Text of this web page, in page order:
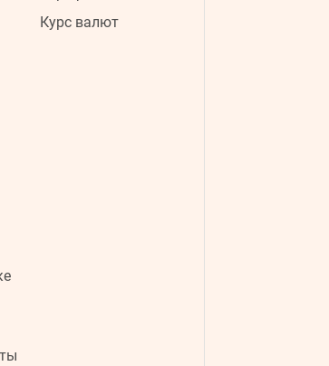
ad
избегает атак
БПЛА - СМИ
могут стать целью атаки
Курс валют